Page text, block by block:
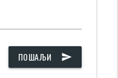
ПОШАЉИ send